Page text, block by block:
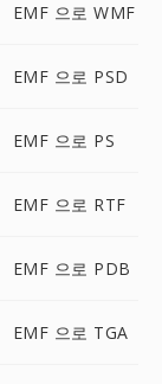
EMF 으로 WMF
EMF 으로 PSD
EMF 으로 PS
EMF 으로 RTF
EMF 으로 PDB
EMF 으로 TGA